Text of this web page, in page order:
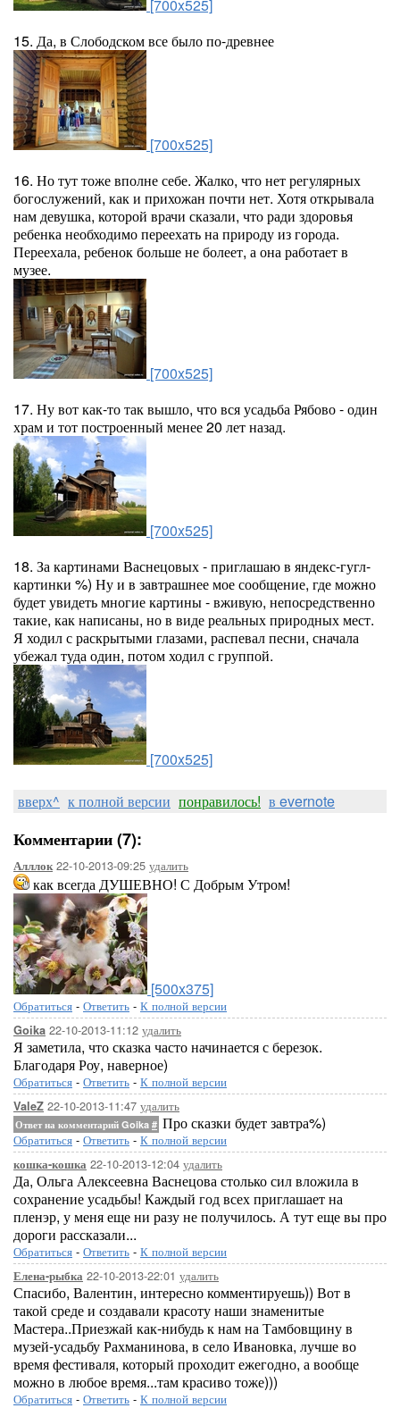
[700x525]
15. Да, в Слободском все было по-древнее
[700x525]
16. Но тут тоже вполне себе. Жалко, что нет регулярных
богослужений, как и прихожан почти нет. Хотя открывала
нам девушка, которой врачи сказали, что ради здоровья
ребенка необходимо переехать на природу из города.
Переехала, ребенок больше не болеет, а она работает в
музее.
[700x525]
17. Ну вот как-то так вышло, что вся усадьба Рябово - один
храм и тот построенный менее 20 лет назад.
[700x525]
18. За картинами Васнецовых - приглашаю в яндекс-гугл-
картинки %) Ну и в завтрашнее мое сообщение, где можно
будет увидеть многие картины - вживую, непосредственно
такие, как написаны, но в виде реальных природных мест.
Я ходил с раскрытыми глазами, распевал песни, сначала
убежал туда один, потом ходил с группой.
[700x525]
вверх^ к полной версии понравилось! в evernote
Комментарии (7):
Алллок22-10-2013-09:25 удалить
как всегда ДУШЕВНО! С Добрым Утром!
[500x375]
Обратиться - Ответить - К полной версии
Goika 22-10-2013-11:12 удалить
Я заметила, что сказка часто начинается с березок.
Благодаря Роу, наверное)
Обратиться - Ответить - К полной версии
ValeZ 22-10-2013-11:47 удалить
Ответ на комментарий Goika # Про сказки будет завтра%)
Обратиться - Ответить - К полной версии
кошка-кошка 22-10-2013-12:04 удалить
Да, Ольга Алексеевна Васнецова столько сил вложила в
сохранение усадьбы! Каждый год всех приглашает на
пленэр, у меня еще ни разу не получилось. А тут еще вы про
дороги рассказали...
Обратиться - Ответить - К полной версии
Елена-рыбка 22-10-2013-22:01 удалить
Спасибо, Валентин, интересно комментируешь)) Вот в
такой среде и создавали красоту наши знаменитые
Мастера..Приезжай как-нибудь к нам на Тамбовщину в
музей-усадьбу Рахманинова, в село Ивановка, лучше во
время фестиваля, который проходит ежегодно, а вообще
можно в любое время...там красиво тоже)))
Обратиться - Ответить - К полной версии